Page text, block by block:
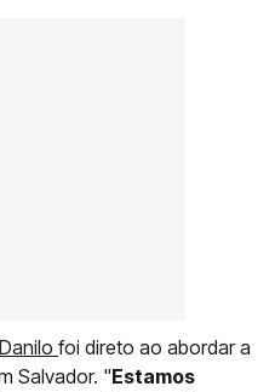
Danilo foi direto ao abordar a
Salvador. "Estamos